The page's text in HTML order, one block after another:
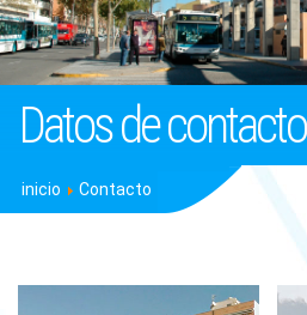
Datos de contacto
inicio Contacto